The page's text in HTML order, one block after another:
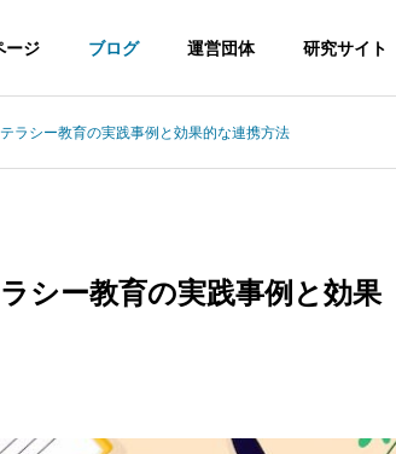
ージ ブログ 運営団体 研究サイト
内外比較から見る効果的な実践方法
ラシー教育の実践事例と効果的な連携方法
シー教育の実践事例と効果